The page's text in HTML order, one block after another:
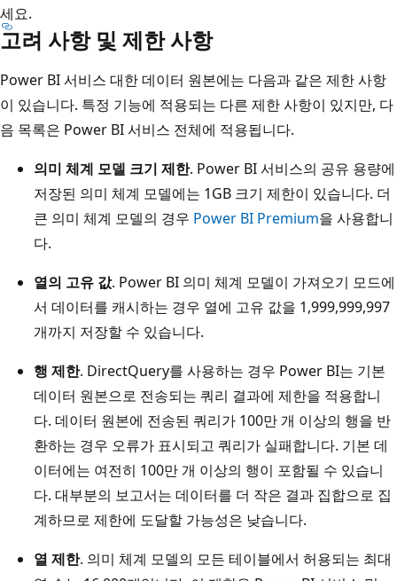
세요.
고려 사항 및 제한 사항
Power BI 서비스 대한 데이터 원본에는 다음과 같은 제한 사항
이 있습니다. 특정 기능에 적용되는 다른 제한 사항이 있지만, 다
음 목록은 Power BI 서비스 전체에 적용됩니다.
의미 체계 모델 크기 제한. Power BI 서비스의 공유 용량에
저장된 의미 체계 모델에는 1GB 크기 제한이 있습니다. 더
큰 의미 체계 모델의 경우 Power BI Premium을 사용합니
다.
열의 고유 값. Power BI 의미 체계 모델이 가져오기 모드에
서 데이터를 캐시하는 경우 열에 고유 값을 1,999,999,997
개까지 저장할 수 있습니다.
행 제한. DirectQuery를 사용하는 경우 Power BI는 기본
데이터 원본으로 전송되는 쿼리 결과에 제한을 적용합니
다. 데이터 원본에 전송된 쿼리가 100만 개 이상의 행을 반
환하는 경우 오류가 표시되고 쿼리가 실패합니다. 기본 데
이터에는 여전히 100만 개 이상의 행이 포함될 수 있습니
다. 대부분의 보고서는 데이터를 더 작은 결과 집합으로 집
계하므로 제한에 도달할 가능성은 낮습니다.
열 제한. 의미 체계 모델의 모든 테이블에서 허용되는 최대